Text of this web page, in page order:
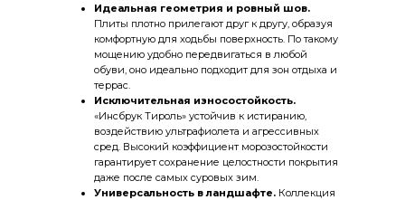
Идеальная геометрия и ровный шов.
Плиты плотно прилегают друг к другу, образуя
комфортную для ходьбы поверхность. По такому
мощению удобно передвигаться в любой
обуви, оно идеально подходит для зон отдыха и
террас.
Исключительная износостойкость.
«Инсбрук Тироль» устойчив к истиранию,
воздействию ультрафиолета и агрессивных
сред. Высокий коэффициент морозостойкости
гарантирует сохранение целостности покрытия
даже после самых суровых зим.
Универсальность в ландшафте. Коллекция